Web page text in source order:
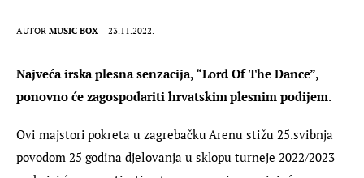
AUTOR MUSIC BOX 23.11.2022.
Najveća irska plesna senzacija, “Lord Of The Dance”,
ponovno će zagospodariti hrvatskim plesnim podijem.
Ovi majstori pokreta u zagrebačku Arenu stižu 25.svibnja
povodom 25 godina djelovanja u sklopu turneje 2022/2023